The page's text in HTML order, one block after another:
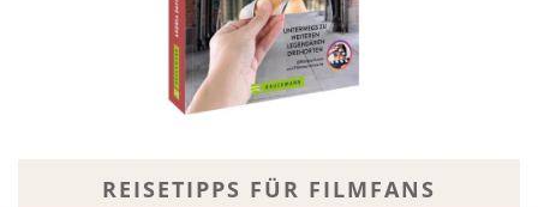
REISETIPPS FÜR FILMFANS